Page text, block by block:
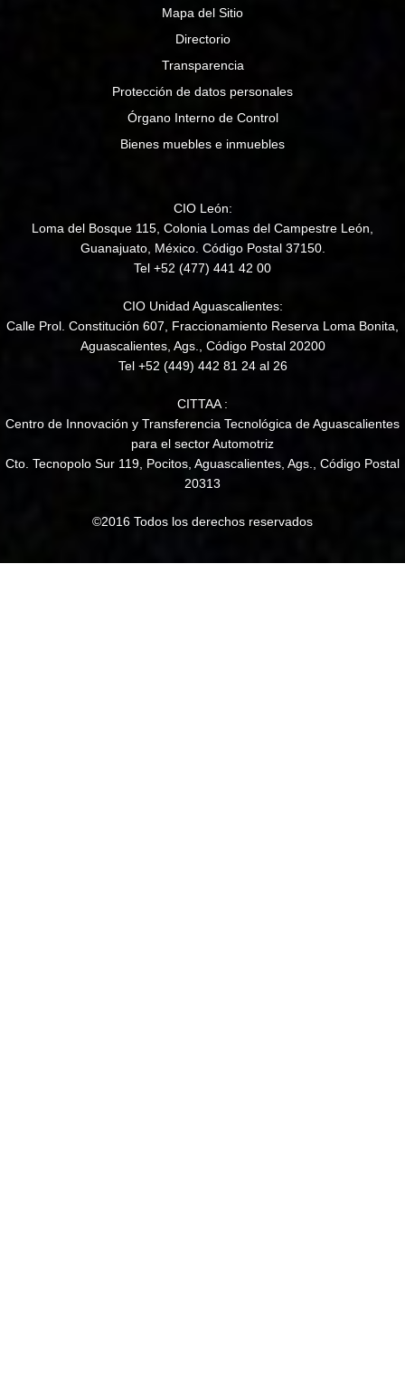
Mapa del Sitio
Directorio
Transparencia
Protección de datos personales
Órgano Interno de Control
Bienes muebles e inmuebles
CIO León:
Loma del Bosque 115, Colonia Lomas del Campestre León,
Guanajuato, México. Código Postal 37150.
Tel +52 (477) 441 42 00
CIO Unidad Aguascalientes:
Calle Prol. Constitución 607, Fraccionamiento Reserva Loma Bonita,
Aguascalientes, Ags., Código Postal 20200
Tel +52 (449) 442 81 24 al 26
CITTAA :
Centro de Innovación y Transferencia Tecnológica de Aguascalientes
para el sector Automotriz
Cto. Tecnopolo Sur 119, Pocitos, Aguascalientes, Ags., Código Postal
20313
©2016 Todos los derechos reservados